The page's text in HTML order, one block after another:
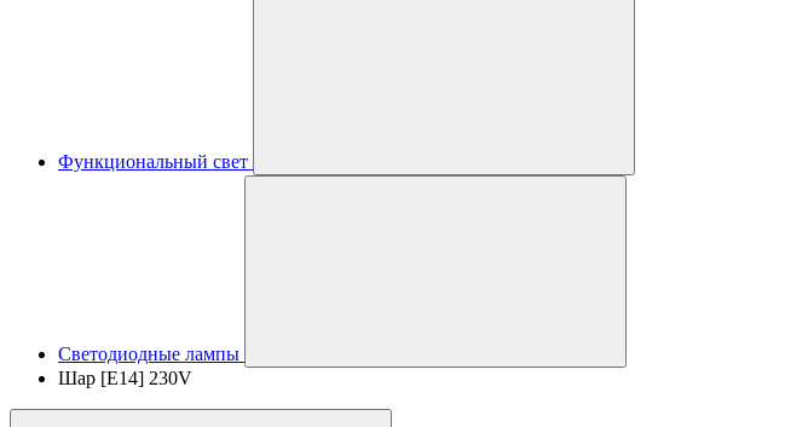
Функциональный свет
Светодиодные лампы
Шар [E14] 230V